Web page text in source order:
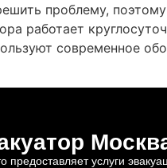
проблему,
работает
современное
предоставляет услуги